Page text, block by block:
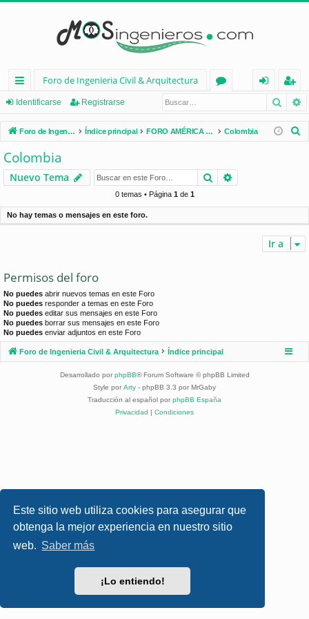
Este sitio web utiliza cookies para asegurar que
obtenga la mejor experiencia en nuestro sitio
web. Saber más
¡Lo entiendo!
nl
ac
es
rá
pi
d
Foro de Ingenieria Civil & Arquitectura
os
nt
ifi
e
eg
ist
ra
Identificarse Registrarse
Foro de Ingenieria Civil & Arquitectura Índice principal FORO AMÉRICA LATINA Colombia
r
Colombia
Nuevo Tema Buscar
0 temas • Página 1de 1
No hay temas o mensajes en este foro.
Ir a
Permisos del foro
No puedes abrir nuevos temas en este Foro
No puedes responder a temas en este Foro
No puedes editar sus mensajes en este Foro
No puedes borrar sus mensajes en este Foro
No puedes enviar adjuntos en este Foro
Foro de Ingenieria Civil & Arquitectura Índice principal
Desarrollado por phpBB® Forum Software © phpBB Limited
Style por Arty - phpBB 3.3 por MrGaby
Traducción al español por phpBB España
Privacidad | Condiciones